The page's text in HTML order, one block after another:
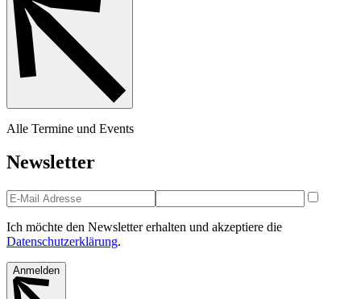
Alle Termine und Events
Newsletter
Ich möchte den Newsletter erhalten und akzeptiere die
Datenschutzerklärung.
Anmelden